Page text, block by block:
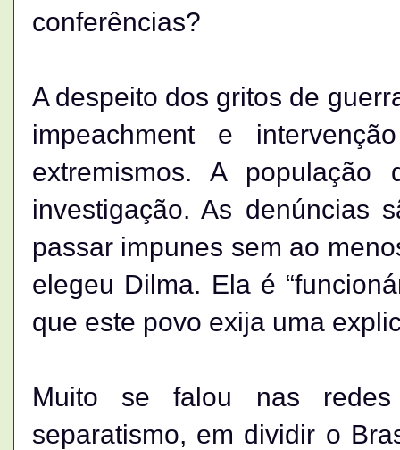
conferências?
A despeito dos gritos de
impeachment e
extremismos. A
investigação. As denúncias
passar impunes sem ao
elegeu Dilma. Ela é
que este povo exija uma
Muito se falou nas
separatismo, em dividir o